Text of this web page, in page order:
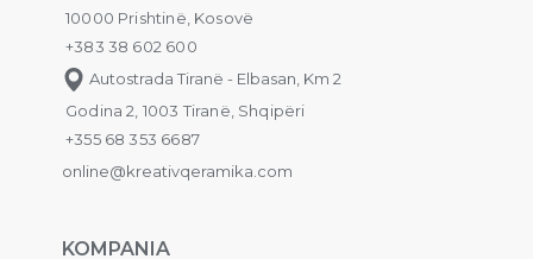
10000 Prishtinë, Kosovë
+383 38 602 600
Autostrada Tiranë - Elbasan, Km 2
Godina 2, 1003 Tiranë, Shqipëri
+355 68 353 6687
online@kreativqeramika.com
KOMPANIA